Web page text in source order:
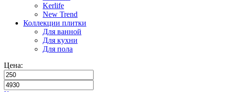
Kerlife
New Trend
Коллекции плитки
Для ванной
Для кухни
Для пола
Цена: